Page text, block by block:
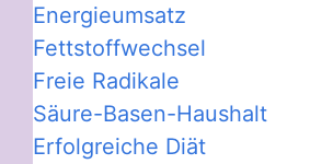
Energieumsatz
Fettstoffwechsel
Freie Radikale
Säure-Basen-Haushalt
Erfolgreiche Diät